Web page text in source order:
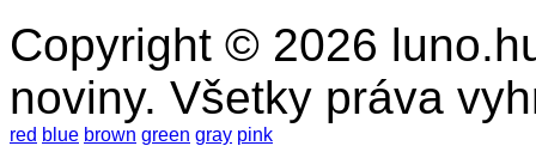
Copyright © 2026
noviny. Všetky práva
red blue brown green gray pink